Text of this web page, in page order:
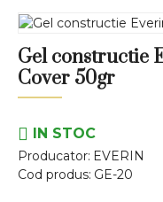
Gel constructie
Cover 50gr
IN STOC
Producator: EVERIN
Cod produs: GE-20